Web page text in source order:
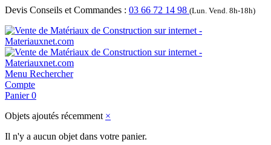
Devis Conseils et Commandes : 03 66 72 14 98 (Lun. Vend. 8h-18h)
Menu Rechercher
Compte
Panier 0
Objets ajoutés récemment ×
Il n'y a aucun objet dans votre panier.